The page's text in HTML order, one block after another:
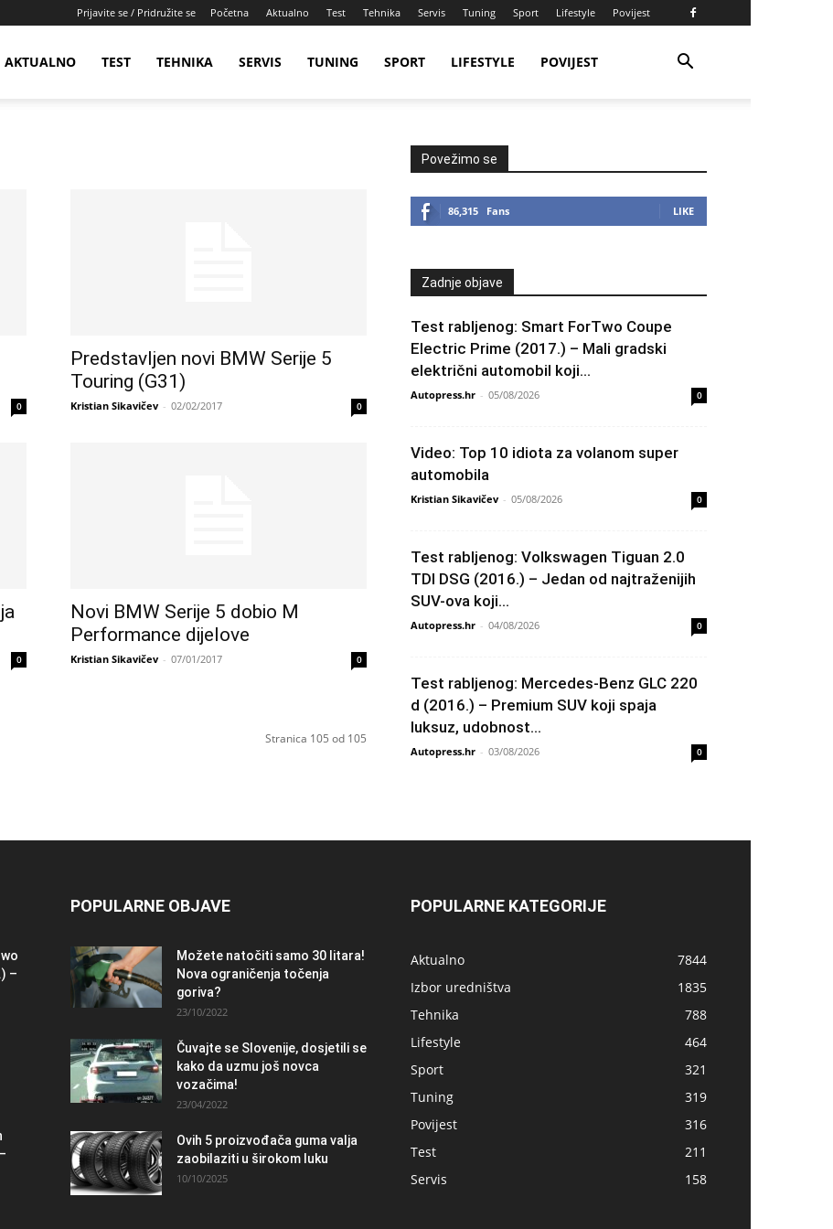
Prijavite se / Pridružite se Početna Aktualno Test Tehnika Servis Tuning Sport Lifestyle Povijest
AKTUALNO TEST TEHNIKA SERVIS TUNING SPORT LIFESTYLE POVIJEST
0
Predstavljen novi BMW Serije 5
Touring (G31)
Kristian Sikavičev - 02/02/2017 0
0
Novi BMW Serije 5 dobio M
Performance dijelove
Kristian Sikavičev - 07/01/2017 0
Stranica 105 od 105
Povežimo se
86,315 Fans LIKE
Zadnje objave
Test rabljenog: Smart ForTwo Coupe
Electric Prime (2017.) – Mali gradski
električni automobil koji...
Autopress.hr - 05/08/2026 0
Video: Top 10 idiota za volanom super
automobila
Kristian Sikavičev - 05/08/2026 0
Test rabljenog: Volkswagen Tiguan 2.0
TDI DSG (2016.) – Jedan od najtraženijih
SUV-ova koji...
Autopress.hr - 04/08/2026 0
Test rabljenog: Mercedes-Benz GLC 220
d (2016.) – Premium SUV koji spaja
luksuz, udobnost...
Autopress.hr - 03/08/2026 0
–
POPULARNE OBJAVE
Možete natočiti samo 30 litara!
Nova ograničenja točenja
goriva?
23/10/2022
Čuvajte se Slovenije, dosjetili se
kako da uzmu još novca
vozačima!
23/04/2022
Ovih 5 proizvođača guma valja
zaobilaziti u širokom luku
10/10/2025
POPULARNE KATEGORIJE
Aktualno
7844
Izbor uredništva
1835
Tehnika
788
Lifestyle
464
Sport
321
Tuning
319
Povijest
316
Test
211
Servis
158